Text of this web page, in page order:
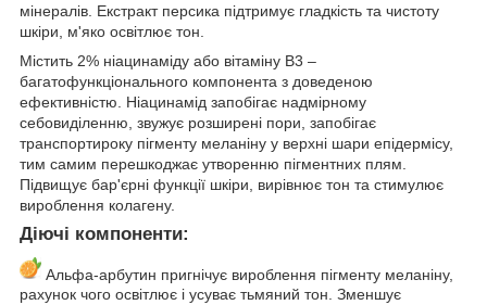
мінералів. Екстракт персика підтримує гладкість та чистоту
шкіри, м'яко освітлює тон.
Містить 2% ніацинаміду або вітаміну B3 –
багатофункціонального компонента з доведеною
ефективністю. Ніацинамід запобігає надмірному
себовиділенню, звужує розширені пори, запобігає
транспортироку пігменту меланіну у верхні шари епідермісу,
тим самим перешкоджає утворенню пігментних плям.
Підвищує бар'єрні функції шкіри, вирівнює тон та стимулює
вироблення колагену.
Діючі компоненти:
Альфа-арбутин пригнічує вироблення пігменту меланіну,
рахунок чого освітлює і усуває тьмяний тон. Зменшує